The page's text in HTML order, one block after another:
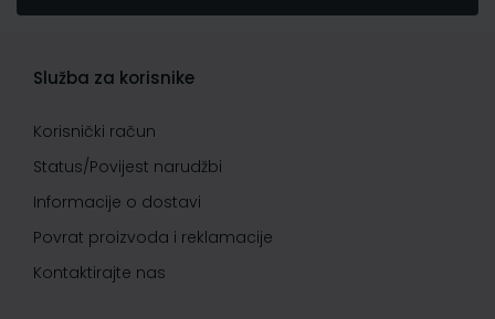
Služba za korisnike
Korisnički račun
Status/Povijest narudžbi
Informacije o dostavi
Povrat proizvoda i reklamacije
Kontaktirajte nas